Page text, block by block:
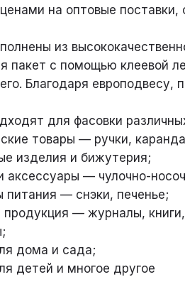
на оптовые поставки,
из
пакет с помощью клеевой
Благодаря европодвесу,
для фасовки
товары — ручки,
изделия и бижутерия;
— чулочно-
питания — снэки, печенье;
продукция — журналы,
дома и сада;
детей и многое другое